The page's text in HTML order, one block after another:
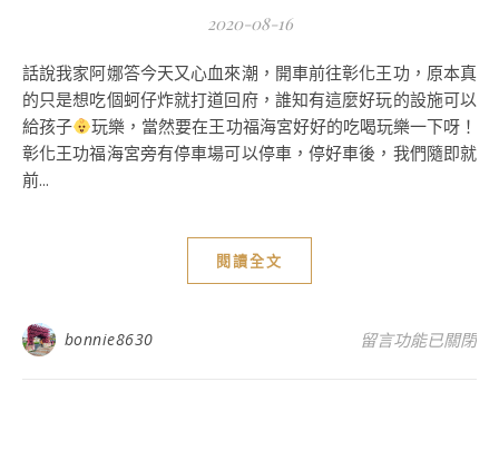
2020-08-16
話說我家阿娜答今天又心血來潮，開車前往彰化王功，原本真
的只是想吃個蚵仔炸就打道回府，誰知有這麼好玩的設施可以
給孩子
玩樂，當然要在王功福海宮好好的吃喝玩樂一下呀！
彰化王功福海宮旁有停車場可以停車，停好車後，我們隨即就
前...
閱讀全文
bonnie8630 在〈2020彰化王
留言功能已關閉